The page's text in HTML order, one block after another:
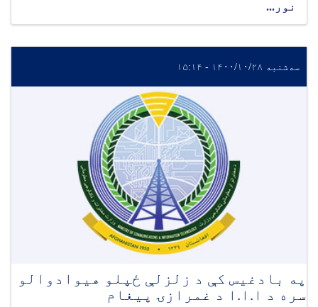
نور...
سه‌شنبه ۱۴۰۰/۱۰/۲۸ - ۱۵:۱۴
په بادغیس کې د زلزلې ځپلو هیوادوالو
سره د ا.ا.ا د غمرازۍ پيغام